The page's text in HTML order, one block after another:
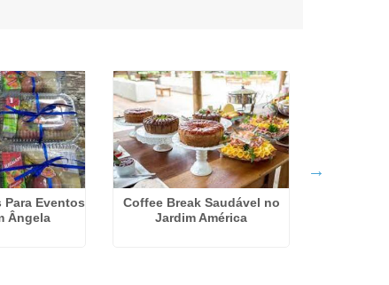
Para Eventos
Ângela
Coffee Break Saudável no
Jardim América